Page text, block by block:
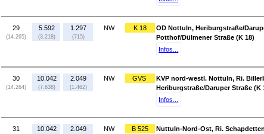
29
(14.265)
5.592
(3.218)
1.297
(715)
NW K 18
OD Nottuln, Heriburgstraße/
Potthof/Dülmener Straße (K 18)
Infos...
30
(14.264)
10.042
(7.638)
2.049
(1.462)
NW GVS
KVP nord-westl. Nottuln, Ri.
Heriburgstraße/Daruper Straße (K
Infos...
31 10.042 2.049 NW B 525
Nuttuln-Nord-Ost, Ri.